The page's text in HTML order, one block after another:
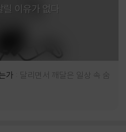
릴 이유가 없다
가
달리면서 깨달은 일상 속 숨